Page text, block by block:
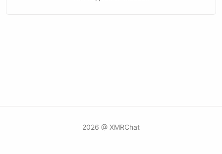
2026 @ XMRChat